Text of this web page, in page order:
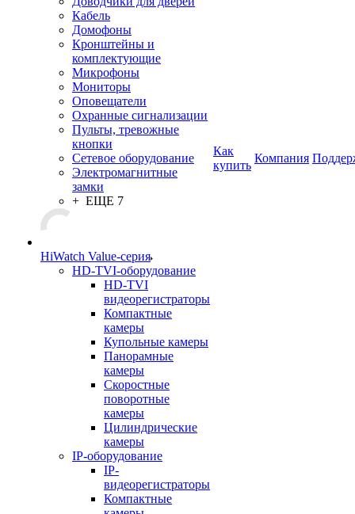
Кабель
Домофоны
Кронштейны и
комплектующие
Микрофоны
Мониторы
Оповещатели
Охранные сигнализации
Пульты, тревожные
кнопки
Сетевое оборудование
Электромагнитные
замки
+ ЕЩЕ 7
HiWatch Value-серия
HD-TVI-оборудование
HD-TVI
видеорегистраторы
Компактные
камеры
Купольные камеры
Панорамные
камеры
Скоростные
поворотные
камеры
Цилиндрические
камеры
IP-оборудование
IP-
видеорегистраторы
Компактные
Как
купить
Компания